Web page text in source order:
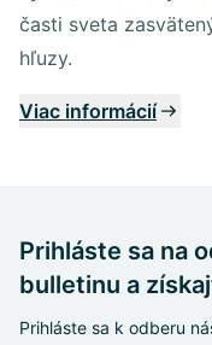
časti sveta
hľuzy.
Viac informácií
Prihláste sa na
bulletinu a
Prihláste sa k odberu